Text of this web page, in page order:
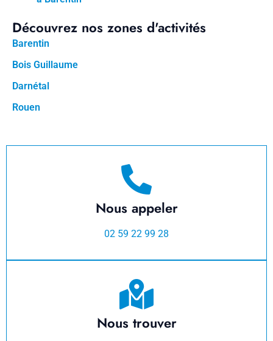
Découvrez nos zones d'activités
Barentin
Bois Guillaume
Darnétal
Rouen
Nous appeler
02 59 22 99 28
Nous trouver